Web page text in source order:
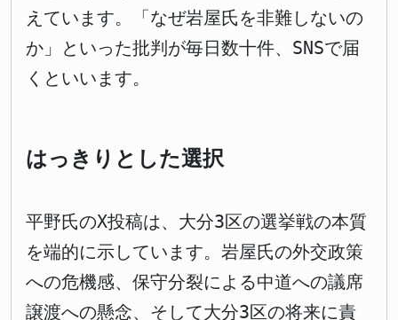
えています。「なぜ岩屋氏を非難しないの
か」といった批判が毎日数十件、SNSで届
くといいます。
はっきりとした選択
平野氏のX投稿は、大分3区の選挙戦の本質
を端的に示しています。岩屋氏の外交政策
への危機感、保守分裂による中道への議席
譲渡への懸念、そして大分3区の将来に責